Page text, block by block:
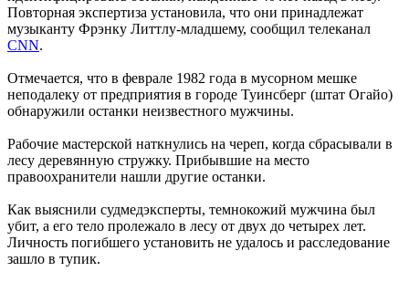
Повторная экспертиза установила, что они принадлежат
музыканту Фрэнку Литтлу-младшему, сообщил телеканал
CNN.
Отмечается, что в феврале 1982 года в мусорном мешке
неподалеку от предприятия в городе Туинсберг (штат Огайо)
обнаружили останки неизвестного мужчины.
Рабочие мастерской наткнулись на череп, когда сбрасывали в
лесу деревянную стружку. Прибывшие на место
правоохранители нашли другие останки.
Как выяснили судмедэксперты, темнокожий мужчина был
убит, а его тело пролежало в лесу от двух до четырех лет.
Личность погибшего установить не удалось и расследование
зашло в тупик.